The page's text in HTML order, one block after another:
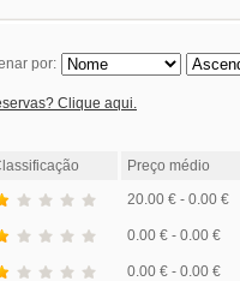
por:
Clique aqui.
Preço médio
20.00 € - 0.00 €
0.00 € - 0.00 €
0.00 € - 0.00 €